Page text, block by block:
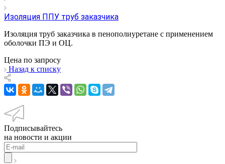
Изоляция ППУ труб заказчика
Изоляция труб заказчика в пенополиуретане с применением
оболочки ПЭ и ОЦ.
Цена по запросу
Назад к списку
Подписывайтесь
на новости и акции